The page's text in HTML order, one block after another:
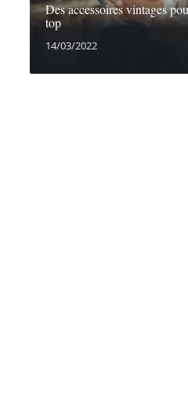
Des accessoires vintages
top
14/03/2022